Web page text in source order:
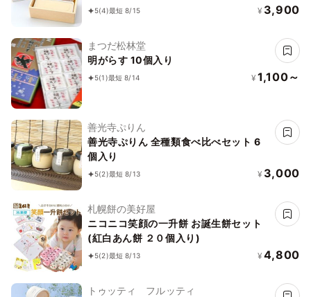
5(4)最短 8/15 ¥ 3,900
まつだ松林堂
明がらす 10個入り
5(1)最短 8/14 ¥ 1,100～
善光寺ぷりん
善光寺ぷりん 全種類食べ比べセット 6
個入り
5(2)最短 8/13 ¥ 3,000
札幌餅の美好屋
ニコニコ笑顔の一升餅 お誕生餅セット
(紅白あん餅 ２０個入り)
5(2)最短 8/13 ¥ 4,800
トゥッティ フルッティ